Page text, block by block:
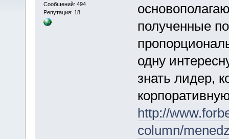
Сообщений: 494
Репутация: 18
полученные
одну
знать лидер,
http://
column/